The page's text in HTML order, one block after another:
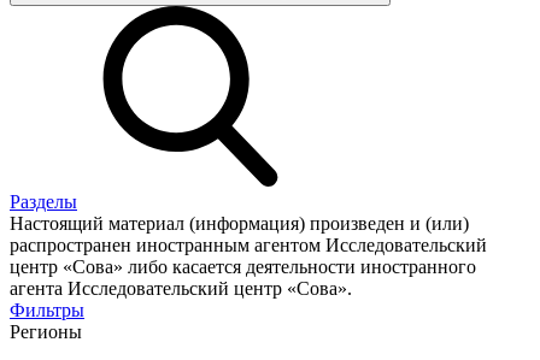
Разделы
Настоящий материал (информация) произведен и (или)
распространен иностранным агентом Исследовательский
центр «Сова» либо касается деятельности иностранного
агента Исследовательский центр «Сова».
Фильтры
Регионы